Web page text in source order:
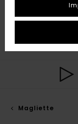
Magliette